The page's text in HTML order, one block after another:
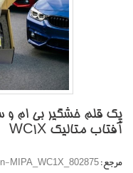
آفتاب متاليک WC1X
مرجع:MIPA_WC1X_802875